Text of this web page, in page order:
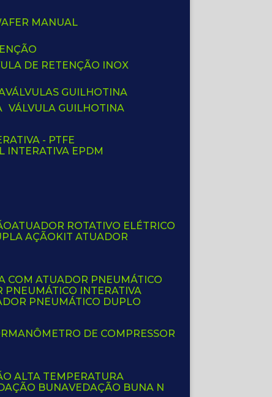
MANUAL
DE RETENÇÃO INOX
VÁLVULAS GUILHOTINA
VÁLVULA GUILHOTINA
- PTFE
INTERATIVA EPDM
ATUADOR ROTATIVO ELÉTRICO
AÇÃO
KIT ATUADOR
COM ATUADOR PNEUMÁTICO
PNEUMÁTICO INTERATIVA
PNEUMÁTICO DUPLO
MANÔMETRO DE COMPRESSOR
ALTA TEMPERATURA
BUNA VEDAÇÃO BUNA N